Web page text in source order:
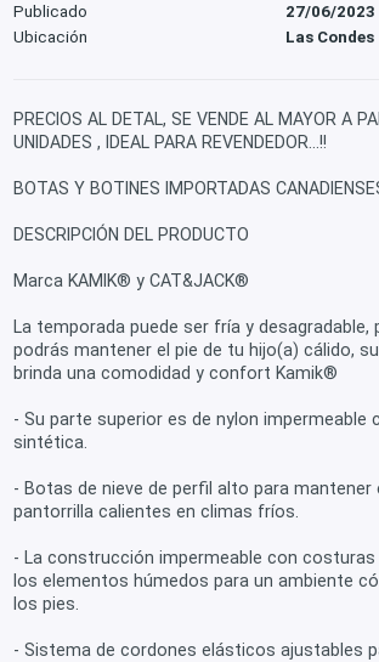
Publicado
27/06/2023
Ubicación
Las Condes
PRECIOS AL DETAL, SE VENDE AL MAYOR A
UNIDADES , IDEAL PARA REVENDEDOR...!!
BOTAS Y BOTINES IMPORTADAS
DESCRIPCIÓN DEL PRODUCTO
Marca KAMIK® y CAT&JACK®
La temporada puede ser fría y desagradable,
podrás mantener el pie de tu hijo(a) cálido,
brinda una comodidad y confort Kamik®
- Su parte superior es de nylon impermeable
sintética.
- Botas de nieve de perfil alto para mantener
pantorrilla calientes en climas fríos.
- La construcción impermeable con
los elementos húmedos para un ambiente
los pies.
- Sistema de cordones elásticos ajustables